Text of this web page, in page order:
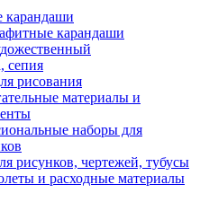
карандаши
карандаши
сепия
рисования
материалы и
наборы для
рисунков, чертежей, тубусы
и расходные материалы